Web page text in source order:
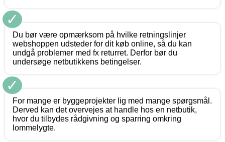
✓
Du bør være opmærksom på hvilke retningslinjer
webshoppen udsteder for dit køb online, så du kan
undgå problemer med fx returret. Derfor bør du
undersøge netbutikkens betingelser.
✓
For mange er byggeprojekter lig med mange spørgsmål.
Derved kan det overvejes at handle hos en netbutik,
hvor du tilbydes rådgivning og sparring omkring
lommelygte.